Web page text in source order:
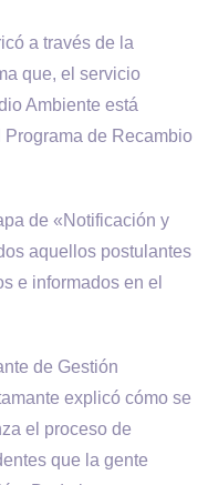
a través de la
que, el servicio
Ambiente está
de Recambio
de «Notificación y
aquellos postulantes
e informados en el
de Gestión
explicó cómo se
el proceso de
que la gente